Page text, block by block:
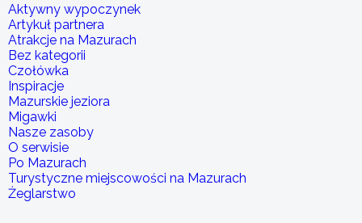
Aktywny wypoczynek
Artykuł partnera
Atrakcje na Mazurach
Bez kategorii
Czołówka
Inspiracje
Mazurskie jeziora
Migawki
Nasze zasoby
O serwisie
Po Mazurach
Turystyczne miejscowości na Mazurach
Żeglarstwo